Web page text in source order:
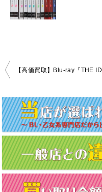
投
ナ
ビ
ゲ
ー
シ
ョ